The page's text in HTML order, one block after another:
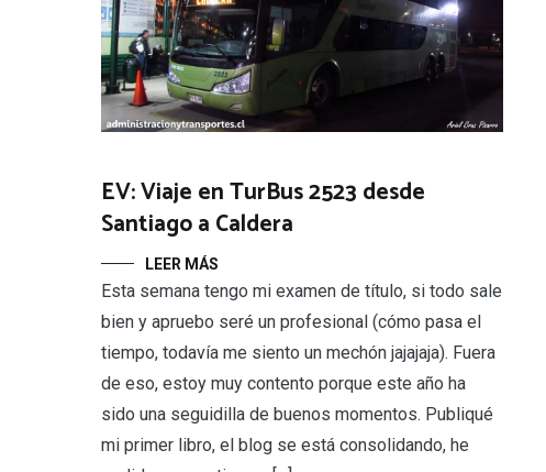
EV: Viaje en TurBus 2523 desde
Santiago a Caldera
LEER MÁS
Esta semana tengo mi examen de título, si todo sale
bien y apruebo seré un profesional (cómo pasa el
tiempo, todavía me siento un mechón jajajaja). Fuera
de eso, estoy muy contento porque este año ha
sido una seguidilla de buenos momentos. Publiqué
mi primer libro, el blog se está consolidando, he